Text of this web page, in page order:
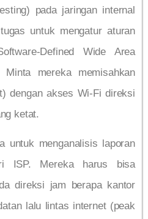
pada jaringan internal
untuk mengatur aturan
Defined Wide Area
mereka memisahkan
dengan akses Wi-Fi direksi
ketat.
untuk menganalisis laporan
ISP. Mereka harus bisa
direksi jam berapa kantor
lalu lintas internet (peak